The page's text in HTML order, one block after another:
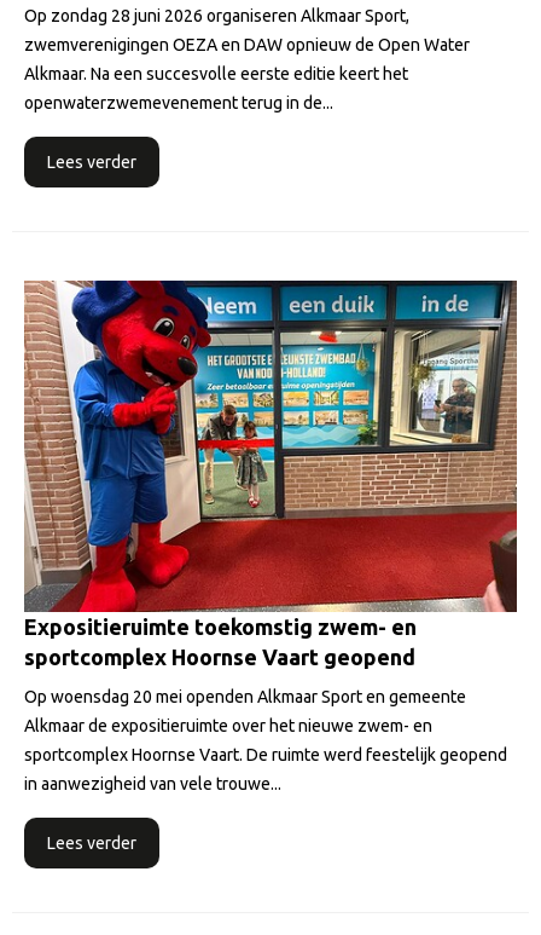
Op zondag 28 juni 2026 organiseren Alkmaar Sport,
zwemverenigingen OEZA en DAW opnieuw de Open Water
Alkmaar. Na een succesvolle eerste editie keert het
openwaterzwemevenement terug in de...
Lees verder
Expositieruimte toekomstig zwem- en
sportcomplex Hoornse Vaart geopend
Op woensdag 20 mei openden Alkmaar Sport en gemeente
Alkmaar de expositieruimte over het nieuwe zwem- en
sportcomplex Hoornse Vaart. De ruimte werd feestelijk geopend
in aanwezigheid van vele trouwe...
Lees verder